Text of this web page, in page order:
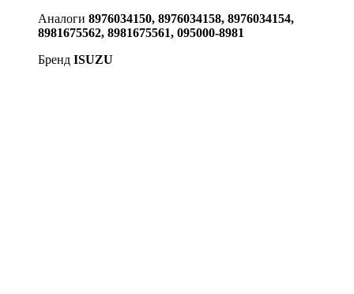
Аналоги 8976034150, 8976034158, 8976034154,
8981675562, 8981675561, 095000-8981
Бренд ISUZU